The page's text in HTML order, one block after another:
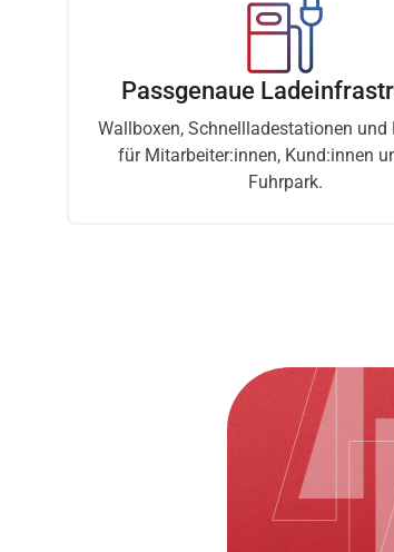
Passgenaue
Wallboxen, Schnellladestationen und
für Mitarbeiter:innen, Kund:innen
Fuhrpark.